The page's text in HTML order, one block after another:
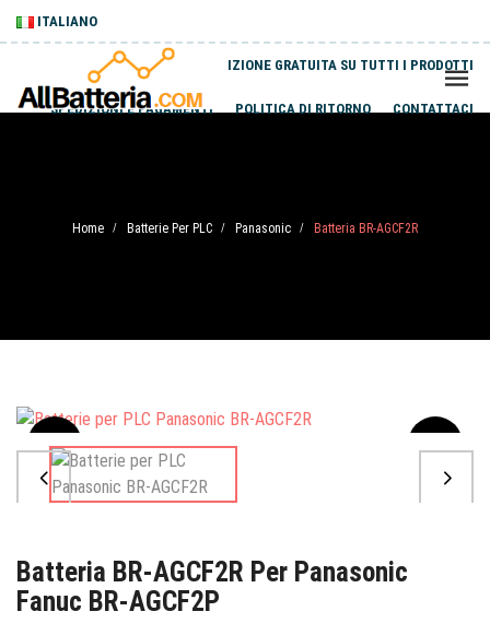
ITALIANO
SPEDIZIONE GRATUITA SU TUTTI I PRODOTTI
SPEDIZIONI E PAGAMENTI POLITICA DI RITORNO CONTATTACI
Home / Batterie Per PLC / Panasonic / Batteria BR-AGCF2R
Sale
Batteria BR-AGCF2R Per Panasonic
Fanuc BR-AGCF2P